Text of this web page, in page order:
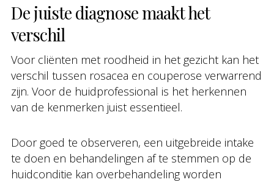
De juiste diagnose maakt het
verschil
Voor cliënten met roodheid in het gezicht kan het
verschil tussen rosacea en couperose verwarrend
zijn. Voor de huidprofessional is het herkennen
van de kenmerken juist essentieel.
Door goed te observeren, een uitgebreide intake
te doen en behandelingen af te stemmen op de
huidconditie kan overbehandeling worden